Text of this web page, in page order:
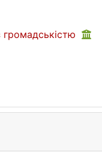
громадськістю